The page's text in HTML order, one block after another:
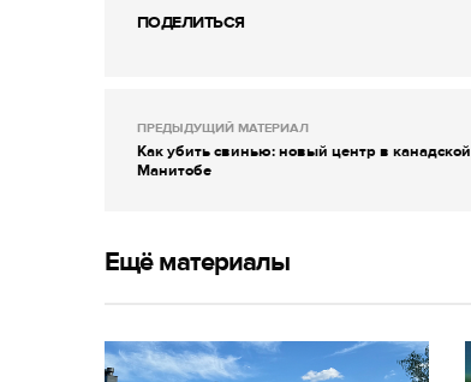
ПОДЕЛИТЬСЯ
ПРЕДЫДУЩИЙ МАТЕРИАЛ
Как убить свинью: новый центр в канадской
Манитобе
Ещё материалы